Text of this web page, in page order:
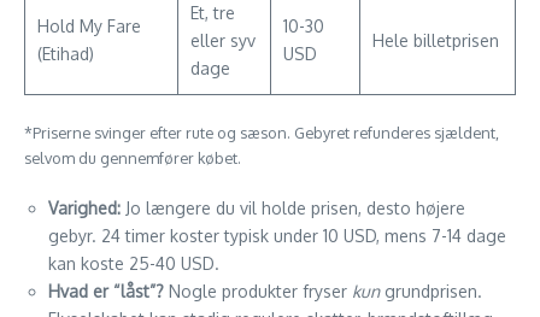
Hold My Fare
(Etihad)
Et, tre
eller syv
dage
10-30
USD
Hele billetprisen
*Priserne svinger efter rute og sæson. Gebyret refunderes sjældent,
selvom du gennemfører købet.
Varighed: Jo længere du vil holde prisen, desto højere
gebyr. 24 timer koster typisk under 10 USD, mens 7-14 dage
kan koste 25-40 USD.
Hvad er “låst”? Nogle produkter fryser kungrundprisen.